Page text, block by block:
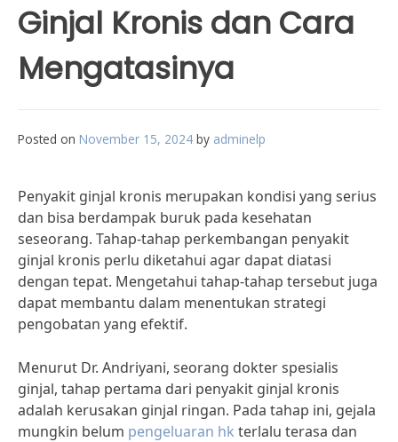
Ginjal Kronis dan Cara
Mengatasinya
Posted on November 15, 2024 by adminelp
Penyakit ginjal kronis merupakan kondisi yang serius
dan bisa berdampak buruk pada kesehatan
seseorang. Tahap-tahap perkembangan penyakit
ginjal kronis perlu diketahui agar dapat diatasi
dengan tepat. Mengetahui tahap-tahap tersebut juga
dapat membantu dalam menentukan strategi
pengobatan yang efektif.
Menurut Dr. Andriyani, seorang dokter spesialis
ginjal, tahap pertama dari penyakit ginjal kronis
adalah kerusakan ginjal ringan. Pada tahap ini, gejala
mungkin belum pengeluaran hk terlalu terasa dan